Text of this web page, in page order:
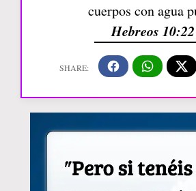
cuerpos con agua
Hebreos 10:22